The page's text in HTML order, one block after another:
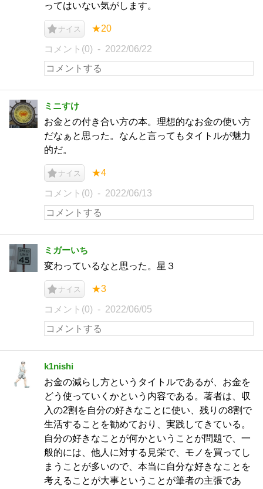
ってはいない気がします。
ナイス ★20
コメント(0) 2022/06/22
ミニすけ
お金との付き合い方の本。理想的なお金の使い方
だなぁと思った。なんと言ってもタイトルが魅力
的だ。
ナイス ★4
コメント(0) 2022/06/13
ミガーいち
変わっているなと思った。星３
ナイス ★3
コメント(0) 2022/06/05
k1nishi
お金の減らし方というタイトルであるが、お金を
どう使っていくかという内容である。著者は、収
入の2割を自分の好きなことに使い、残りの8割で
生活することを勧めており、実践してきている。
自分の好きなことが何かということが問題で、一
般的には、他人に対する見栄で、モノを買ってし
まうことが多いので、本当に自分な好きなことを
考えることが大事ということが筆者の主張であ